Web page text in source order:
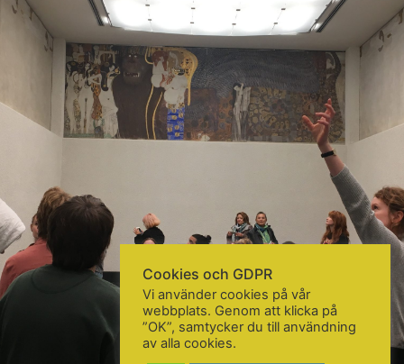
KONTAKTA OSS
Telefon:+46 31 14 80 61
info@gbgkonstskola.se
Kontaktsida
VAD HÄNDER…
Följ oss på Facebook
Nyhetsbrev? Prenumerera här!
Cookies och GDPR
Vi använder cookies på vår
webbplats. Genom att klicka på
”OK”, samtycker du till användning
av alla cookies.